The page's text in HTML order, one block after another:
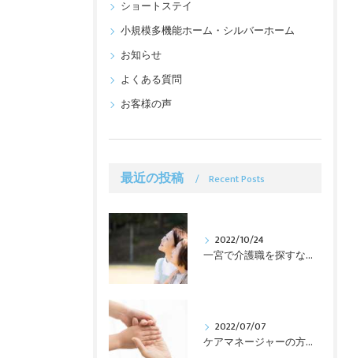
ショートステイ
小規模多機能ホーム・シルバーホーム
お知らせ
よくある質問
お客様の声
最近の投稿 Recent Posts
2022/10/24
一宮で介護職を探すなら｜求人募集中の株式会社エイム
2022/07/07
ケアマネージャーの方正社員として一宮市のグループホームで一緒に働いてみませんか？